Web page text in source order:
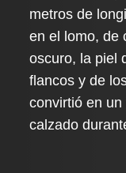
metros de
en el lomo, de
oscuro, la piel
flancos y de
convirtió en un
calzado